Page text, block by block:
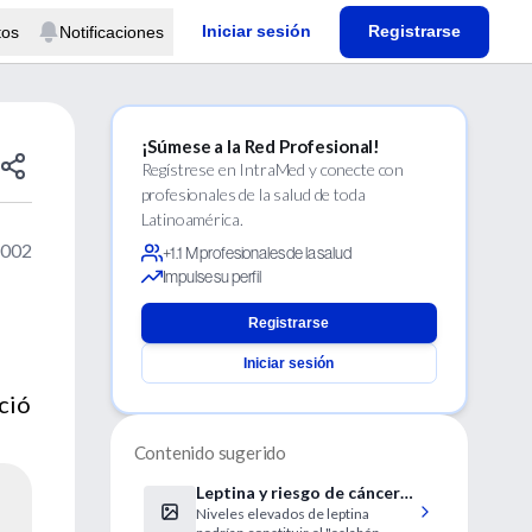
Notificaciones Iniciar sesión Registrarse
¡Súmese a la Red Profesional!
Regístrese en IntraMed y conecte con
profesionales de la salud de toda
Latinoamérica.
+1.1 M profesionales de la salud
Impulse su perfil
Registrarse
Iniciar sesión
Contenido sugerido
Leptina y riesgo de cáncer
de mama
Niveles elevados de leptina